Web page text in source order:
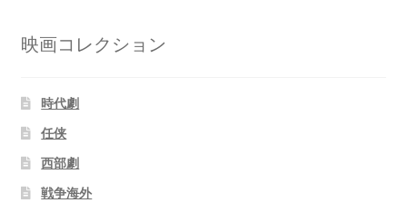
映画コレクション
時代劇
任侠
西部劇
戦争海外